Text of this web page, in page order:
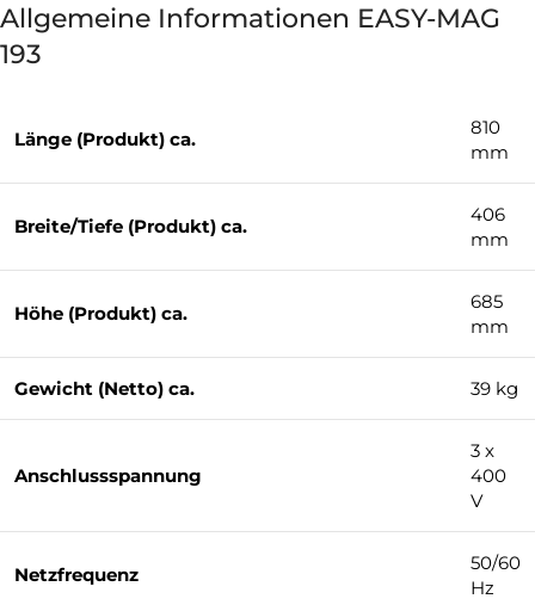
Allgemeine Informationen EASY-MAG
193
Länge (Produkt) ca.
810
mm
Breite/Tiefe (Produkt) ca.
406
mm
Höhe (Produkt) ca.
685
mm
Gewicht (Netto) ca. 39 kg
Anschlussspannung
3 x
400
V
Netzfrequenz
50/60
Hz